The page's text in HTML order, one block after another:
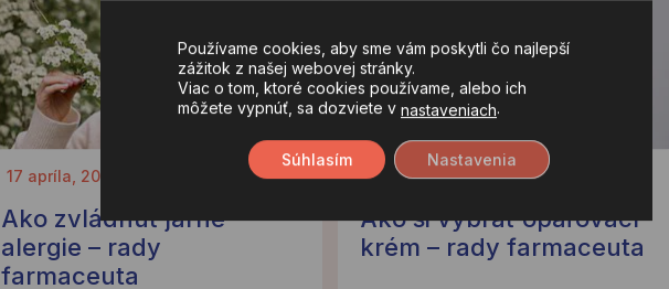
17 apríla, 2026
Ako zvládnuť jarné
alergie – rady
farmaceuta
10 apríla, 2026
Ako si vybrať opaľovací
krém – rady farmaceuta
Používame cookies, aby sme vám poskytli čo najlepší
zážitok z našej webovej stránky.
Viac o tom, ktoré cookies používame, alebo ich
môžete vypnúť, sa dozviete v nastaveniach.
Súhlasím Nastavenia